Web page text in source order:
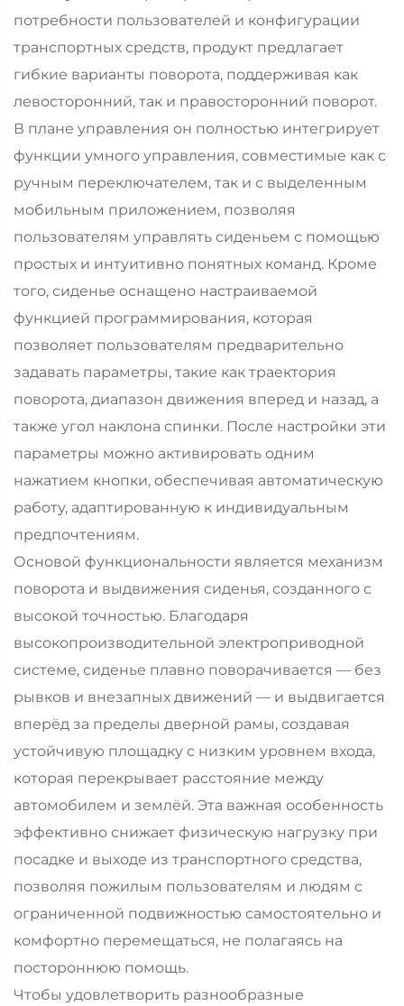
потребности пользователей и конфигурации
транспортных средств, продукт предлагает
гибкие варианты поворота, поддерживая как
левосторонний, так и правосторонний поворот.
В плане управления он полностью интегрирует
функции умного управления, совместимые как с
ручным переключателем, так и с выделенным
мобильным приложением, позволяя
пользователям управлять сиденьем с помощью
простых и интуитивно понятных команд. Кроме
того, сиденье оснащено настраиваемой
функцией программирования, которая
позволяет пользователям предварительно
задавать параметры, такие как траектория
поворота, диапазон движения вперед и назад, а
также угол наклона спинки. После настройки эти
параметры можно активировать одним
нажатием кнопки, обеспечивая автоматическую
работу, адаптированную к индивидуальным
предпочтениям.
Основой функциональности является механизм
поворота и выдвижения сиденья, созданного с
высокой точностью. Благодаря
высокопроизводительной электроприводной
системе, сиденье плавно поворачивается — без
рывков и внезапных движений — и выдвигается
вперёд за пределы дверной рамы, создавая
устойчивую площадку с низким уровнем входа,
которая перекрывает расстояние между
автомобилем и землёй. Эта важная особенность
эффективно снижает физическую нагрузку при
посадке и выходе из транспортного средства,
позволяя пожилым пользователям и людям с
ограниченной подвижностью самостоятельно и
комфортно перемещаться, не полагаясь на
постороннюю помощь.
Чтобы удовлетворить разнообразные